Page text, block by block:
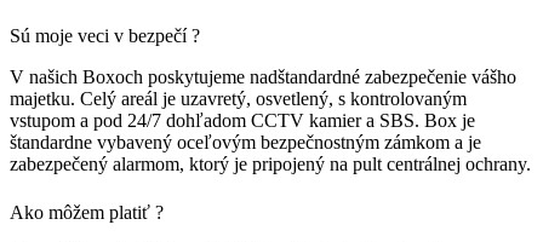
Sú moje veci v bezpečí ?
V našich Boxoch poskytujeme nadštandardné zabezpečenie vášho
majetku. Celý areál je uzavretý, osvetlený, s kontrolovaným
vstupom a pod 24/7 dohľadom CCTV kamier a SBS. Box je
štandardne vybavený oceľovým bezpečnostným zámkom a je
zabezpečený alarmom, ktorý je pripojený na pult centrálnej ochrany.
Ako môžem platiť ?